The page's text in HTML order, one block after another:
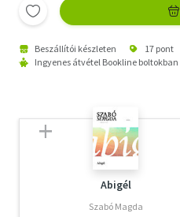
Beszállítói készleten 17 pont
Ingyenes átvétel Bookline boltokban
Abigél
Szabó Magda